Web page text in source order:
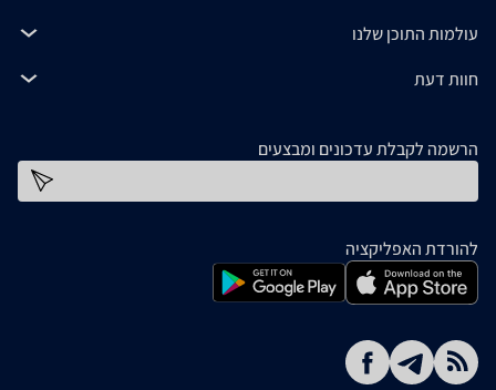
עולמות התוכן שלנו
חוות דעת
הרשמה לקבלת עדכונים ומבצעים
להורדת האפליקציה